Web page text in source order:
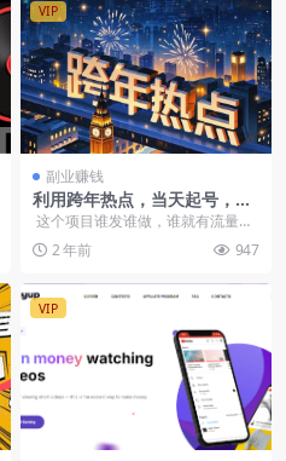
VIP
副业赚钱
利用跨年热点，当天起号，当
天转化变现
这个项目谁发谁做，谁就有流量，
新号第一天第一条作品直接破万，
咱们就是...
2 年前 947
VIP